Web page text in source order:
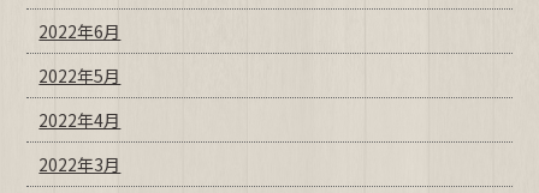
2022年6月
2022年5月
2022年4月
2022年3月